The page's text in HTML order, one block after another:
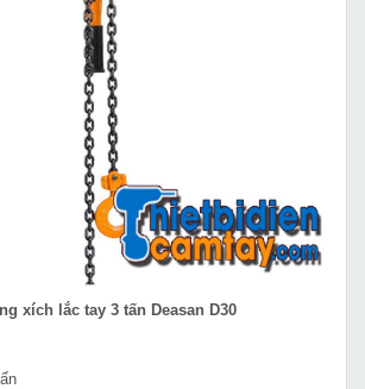
xích lắc tay 3 tấn Deasan D30